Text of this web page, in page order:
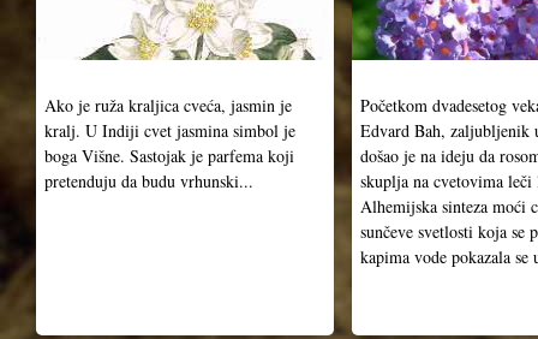
Ako je ruža kraljica cveća, jasmin je
kralj. U Indiji cvet jasmina simbol je
boga Višne. Sastojak je parfema koji
pretenduju da budu vrhunski...
Početkom dvadesetog
Edvard Bah, zaljubljenik
došao je na ideju da
skuplja na cvetovima
Alhemijska sinteza moći
sunčeve svetlosti koja se
kapima vode pokazala se